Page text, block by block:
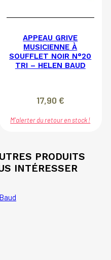
APPEAU GRIVE
MUSICIENNE À
SOUFFLET NOIR N°20
TRI – HELEN BAUD
17,90 €
M'alerter du retour en stock !
PRODUITS
INTÉRESSER